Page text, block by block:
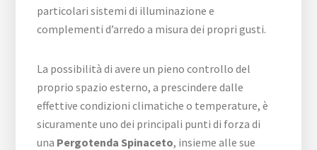
particolari sistemi di illuminazione e
complementi d’arredo a misura dei propri gusti.
La possibilità di avere un pieno controllo del
proprio spazio esterno, a prescindere dalle
effettive condizioni climatiche o temperature, è
sicuramente uno dei principali punti di forza di
una Pergotenda Spinaceto, insieme alle sue